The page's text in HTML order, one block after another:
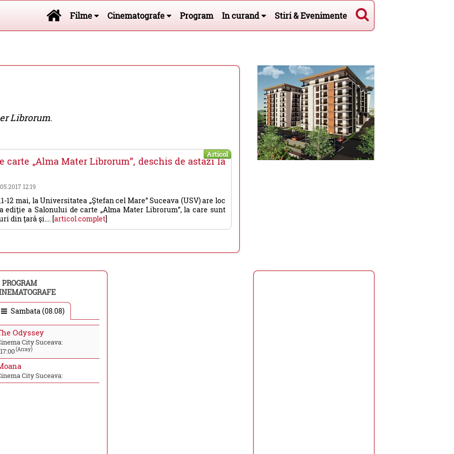
Filme Cinematografe Program In curand Stiri & Evenimente
Librorum.
Articol
carte „Alma Mater Librorum”, deschis de astazi la
12:19
12 mai, la Universitatea „Ştefan cel Mare” Suceava (USV) are loc
ediţie a Salonului de carte „Alma Mater Librorum”, la care sunt
din ţară şi.... [articol complet]
PROGRAM
Sambata (08.08)
Odyssey
City Suceava:
17:00(Array)
City Suceava: